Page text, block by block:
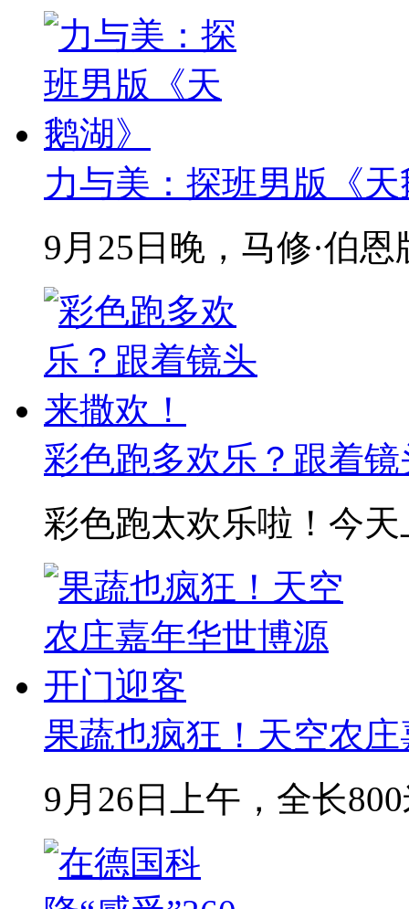
力与美：探班男版《
9月25日晚，马修·伯
彩色跑多欢乐？跟着
彩色跑太欢乐啦！今
果蔬也疯狂！天空农
9月26日上午，全长